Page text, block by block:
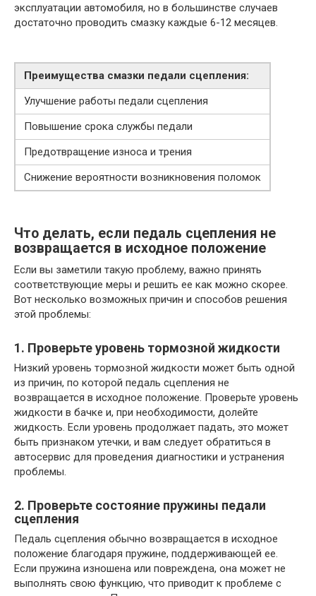
эксплуатации автомобиля, но в большинстве случаев
достаточно проводить смазку каждые 6-12 месяцев.
Преимущества смазки педали сцепления:
Улучшение работы педали сцепления
Повышение срока службы педали
Предотвращение износа и трения
Снижение вероятности возникновения поломок
Что делать, если педаль сцепления не
возвращается в исходное положение
Если вы заметили такую проблему, важно принять
соответствующие меры и решить ее как можно скорее.
Вот несколько возможных причин и способов решения
этой проблемы:
1. Проверьте уровень тормозной жидкости
Низкий уровень тормозной жидкости может быть одной
из причин, по которой педаль сцепления не
возвращается в исходное положение. Проверьте уровень
жидкости в бачке и, при необходимости, долейте
жидкость. Если уровень продолжает падать, это может
быть признаком утечки, и вам следует обратиться в
автосервис для проведения диагностики и устранения
проблемы.
2. Проверьте состояние пружины педали
сцепления
Педаль сцепления обычно возвращается в исходное
положение благодаря пружине, поддерживающей ее.
Если пружина изношена или повреждена, она может не
выполнять свою функцию, что приводит к проблеме с